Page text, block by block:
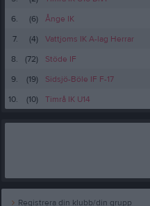
6.
(6)
Ånge IK
7.
(4)
Vattjoms IK A-lag Herrar
8.
(72)
Stöde IF
9.
(19)
Sidsjö-Böle IF F-17
10.
(10) Timrå IK U14
Registrera din klubb/din grupp